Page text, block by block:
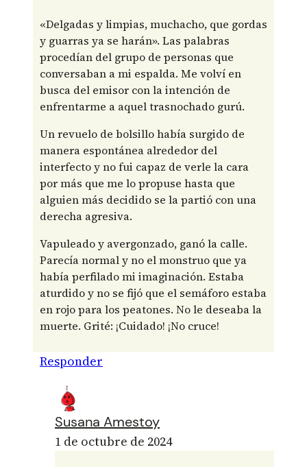
«Delgadas y limpias, muchacho, que gordas
y guarras ya se harán». Las palabras
procedían del grupo de personas que
conversaban a mi espalda. Me volví en
busca del emisor con la intención de
enfrentarme a aquel trasnochado gurú.
Un revuelo de bolsillo había surgido de
manera espontánea alrededor del
interfecto y no fui capaz de verle la cara
por más que me lo propuse hasta que
alguien más decidido se la partió con una
derecha agresiva.
Vapuleado y avergonzado, ganó la calle.
Parecía normal y no el monstruo que ya
había perfilado mi imaginación. Estaba
aturdido y no se fijó que el semáforo estaba
en rojo para los peatones. No le deseaba la
muerte. Grité: ¡Cuidado! ¡No cruce!
Responder
Susana Amestoy
1 de octubre de 2024